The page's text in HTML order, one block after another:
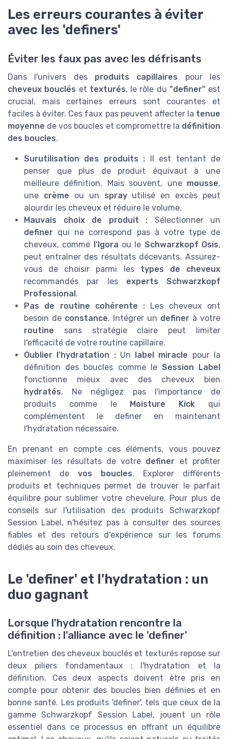
Les erreurs courantes à éviter
avec les 'definers'
Éviter les faux pas avec les défrisants
Dans l'univers des produits capillaires pour les
cheveux bouclés et texturés, le rôle du "definer" est
crucial, mais certaines erreurs sont courantes et
faciles à éviter. Ces faux pas peuvent affecter la tenue
moyenne de vos boucles et compromettre la définition
des boucles.
Surutilisation des produits : Il est tentant de
penser que plus de produit équivaut à une
meilleure définition. Mais souvent, une mousse,
une crème ou un sprayutilisé en excès peut
alourdir les cheveux et réduire le volume.
Mauvais choix de produit : Sélectionner un
definer qui ne correspond pas à votre type de
cheveux, comme l'Igora ou le Schwarzkopf Osis,
peut entraîner des résultats décevants. Assurez-
vous de choisir parmi les types de cheveux
recommandés par les experts Schwarzkopf
Professional.
Pas de routine cohérente : Les cheveux ont
besoin de constance. Intégrer un definer à votre
routine sans stratégie claire peut limiter
l'efficacité de votre routine capillaire.
Oublier l'hydratation : Un label miracle pour la
définition des boucles comme le Session Label
fonctionne mieux avec des cheveux bien
hydratés. Ne négligez pas l'importance de
produits comme le Moisture Kick qui
complémentent le definer en maintenant
l'hydratation nécessaire.
En prenant en compte ces éléments, vous pouvez
maximiser les résultats de votre definer et profiter
pleinement de vos boucles. Explorer différents
produits et techniques permet de trouver le parfait
équilibre pour sublimer votre chevelure. Pour plus de
conseils sur l'utilisation des produits Schwarzkopf
Session Label, n'hésitez pas à consulter des sources
fiables et des retours d'expérience sur les forums
dédiés au soin des cheveux.
Le 'definer' et l'hydratation : un
duo gagnant
Lorsque l'hydratation rencontre la
définition : l'alliance avec le 'definer'
L'entretien des cheveux bouclés et texturés repose sur
deux piliers fondamentaux : l'hydratation et la
définition. Ces deux aspects doivent être pris en
compte pour obtenir des boucles bien définies et en
bonne santé. Les produits 'definer', tels que ceux de la
gamme Schwarzkopf Session Label, jouent un rôle
essentiel dans ce processus en offrant un équilibre